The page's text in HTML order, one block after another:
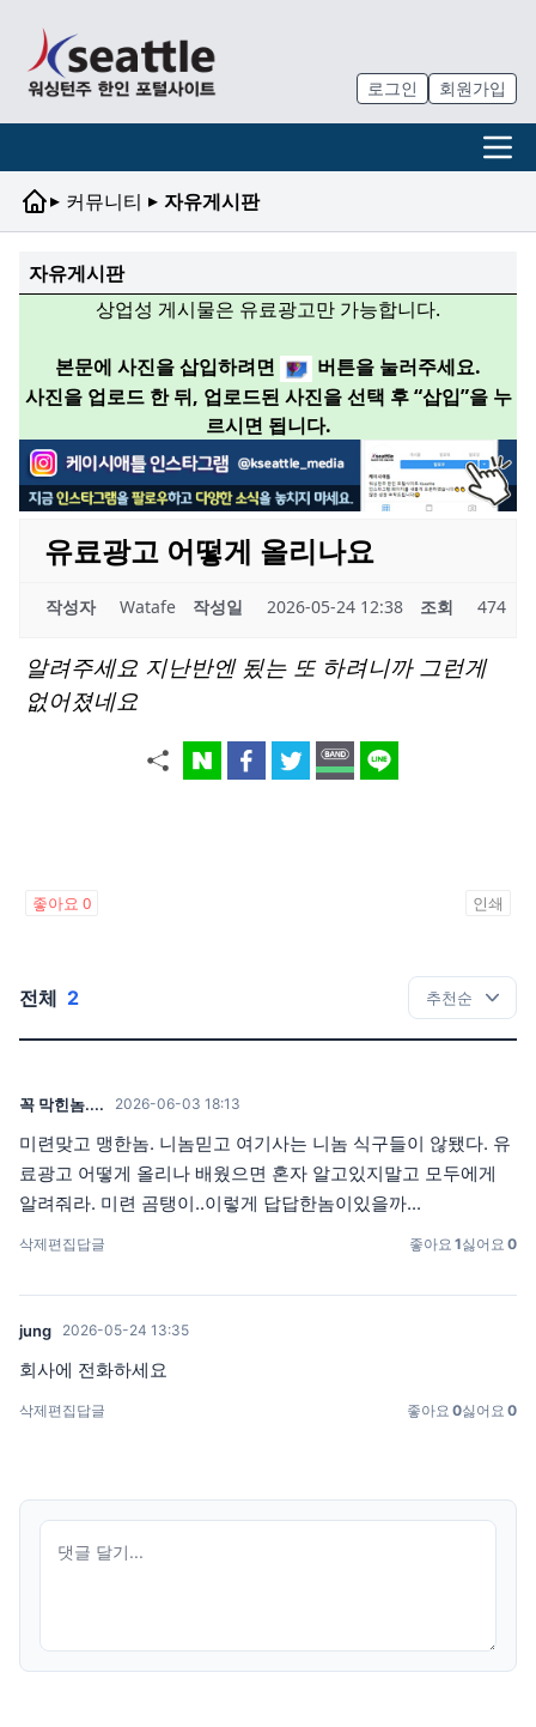
로그인 회원가입
▸ 커뮤니티 ▸ 자유게시판
자유게시판
상업성 게시물은 유료광고만 가능합니다.
본문에 사진을 삽입하려면
버튼을 눌러주세요.
사진을 업로드 한 뒤, 업로드된 사진을 선택 후 “삽입”을 누
르시면 됩니다.
유료광고 어떻게 올리나요
작성자 Watafe 작성일 2026-05-24 12:38 조회 474
알려주세요 지난반엔 됬는 또 하려니까 그런게
없어졌네요
좋아요 0 인쇄
전체 2
꼭 막힌놈.... 2026-06-03 18:13
미련맞고 맹한놈. 니놈믿고 여기사는 니놈 식구들이 않됐다. 유
료광고 어떻게 올리나 배웠으면 혼자 알고있지말고 모두에게
알려줘라. 미련 곰탱이..이렇게 답답한놈이있을까...
삭제편집 답글 좋아요 1싫어요 0
jung 2026-05-24 13:35
회사에 전화하세요
삭제편집 답글 좋아요 0싫어요 0